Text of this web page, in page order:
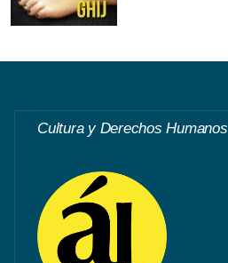
Cultura y Derechos Humanos